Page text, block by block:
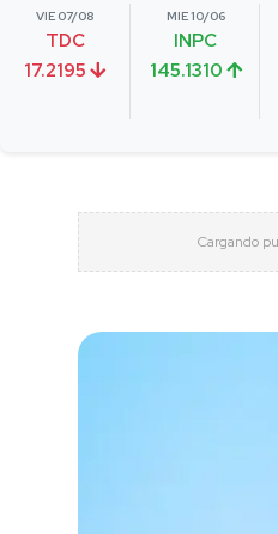
VIE 07/08
TDC
17.2195
MIE 10/06
INPC
145.1310